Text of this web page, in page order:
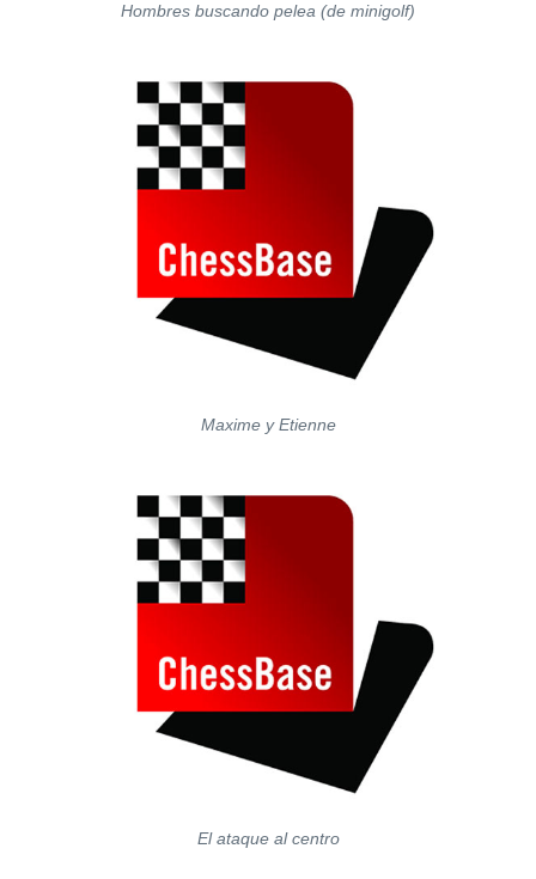
Hombres buscando pelea (de minigolf)
Maxime y Etienne
El ataque al centro